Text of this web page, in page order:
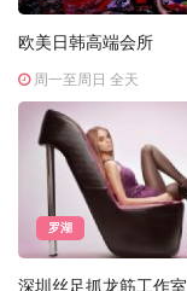
欧美日韩高端会所
周一至周日 全天
罗湖
深圳丝足抓龙筋工作室